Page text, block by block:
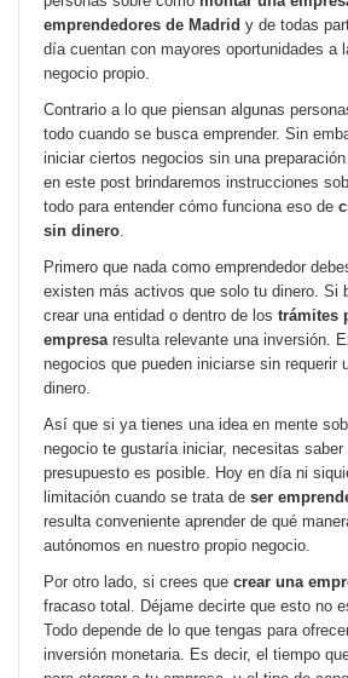
emprendedores de Madrid y de todas
día cuentan con mayores oportunidades a
negocio propio.
Contrario a lo que piensan algunas
todo cuando se busca emprender. Sin
iniciar ciertos negocios sin una
en este post brindaremos instrucciones
todo para entender cómo funciona eso de
sin dinero
Primero que nada como emprendedor
existen más activos que solo tu dinero. Si
crear una entidad o dentro de los trámites
empresa resulta relevante una inversión.
negocios que pueden iniciarse sin requerir
dinero.
Así que si ya tienes una idea en mente
negocio te gustaría iniciar, necesitas
presupuesto es posible. Hoy en día ni
limitación cuando se trata de ser
resulta conveniente aprender de qué
autónomos en nuestro propio negocio.
Por otro lado, si crees que crear una
fracaso total. Déjame decirte que esto no
Todo depende de lo que tengas para
inversión monetaria. Es decir, el tiempo